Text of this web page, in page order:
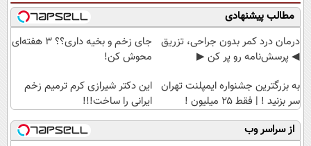
مطالب پیشنهادی
درمان درد کمر بدون جراحی، تزریق
◀ پرسش‌نامه رو پر کن ▶
جای زخم و بخیه داری؟؟ 3 هفته‌ای
محوش کن!
به بزرگترین جشنواره ایمپلنت تهران
سر بزنید ! | فقط ۲۵ میلیون !
این دکتر شیرازی کرم ترمیم زخم
ایرانی را ساخت!!!
از سراسر وب